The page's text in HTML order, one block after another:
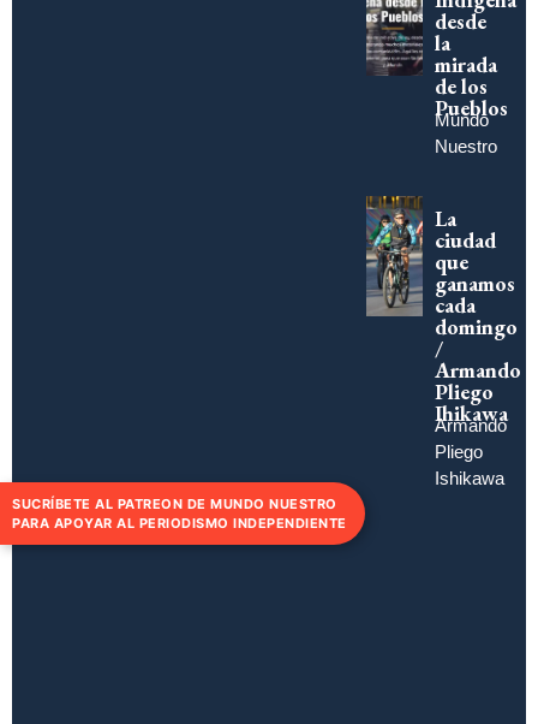
desde
la
mirada
de los
Pueblos
Mundo
Nuestro
La
ciudad
que
ganamos
cada
domingo
/
Armando
Pliego
Ihikawa
Armando
Pliego
Ishikawa
SUCRÍBETE AL PATREON DE MUNDO NUESTRO
PARA APOYAR AL PERIODISMO INDEPENDIENTE